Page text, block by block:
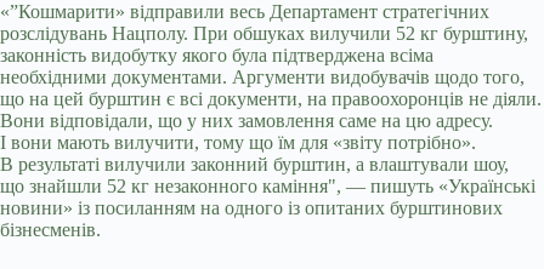
«”Кошмарити» відправили весь Департамент стратегічних
розслідувань Нацполу. При обшуках вилучили 52 кг бурштину,
законність видобутку якого була підтверджена всіма
необхідними документами. Аргументи видобувачів щодо того,
що на цей бурштин є всі документи, на правоохоронців не діяли.
Вони відповідали, що у них замовлення саме на цю адресу.
І вони мають вилучити, тому що їм для «звіту потрібно».
В результаті вилучили законний бурштин, а влаштували шоу,
що знайшли 52 кг незаконного каміння", — пишуть «Українські
новини» із посиланням на одного із опитаних бурштинових
бізнесменів.